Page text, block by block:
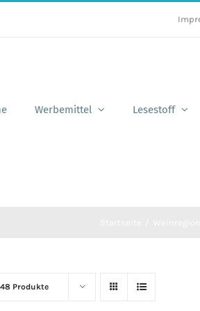
Werbemittel Lesestoff
48 Produkte